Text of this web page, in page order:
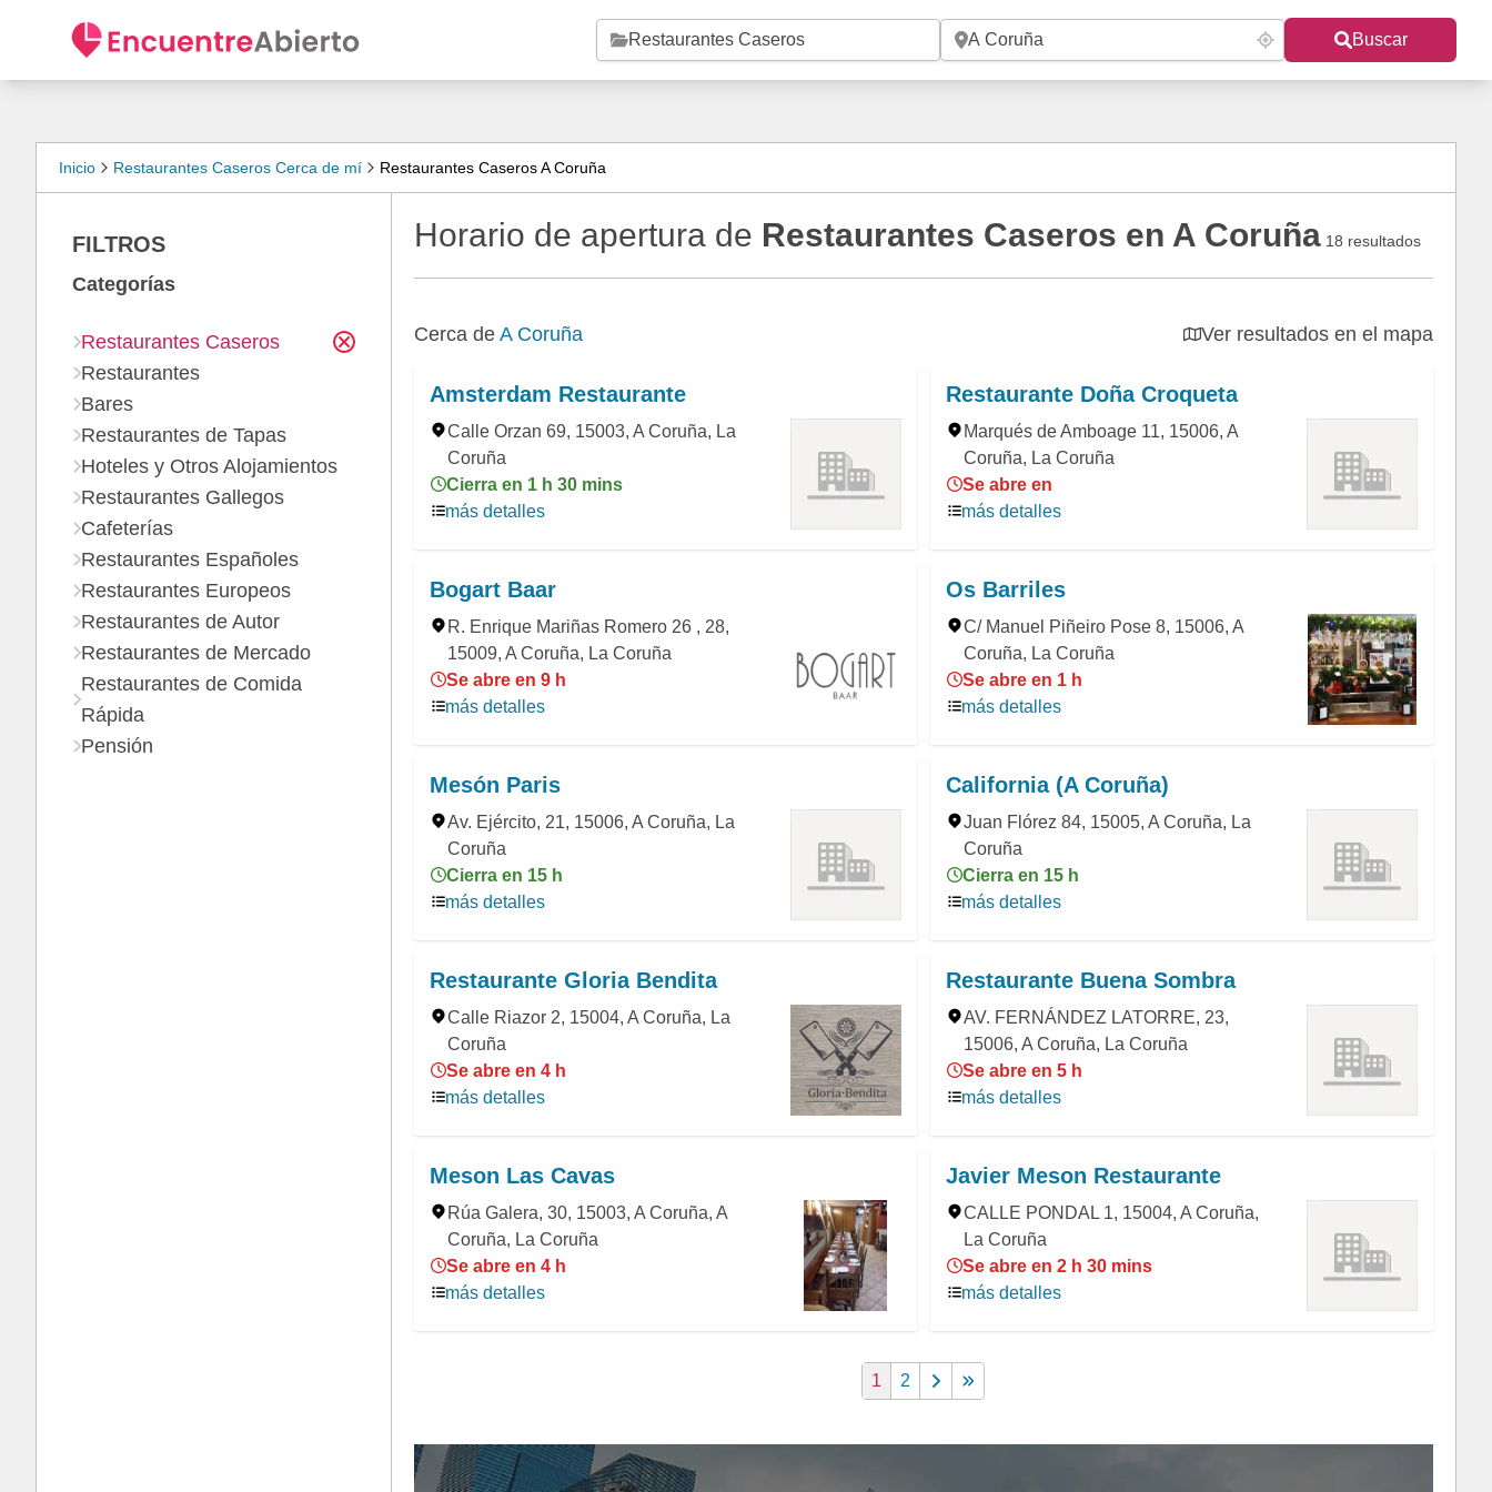
Buscar
Inicio Restaurantes Caseros Cerca de mí Restaurantes Caseros A Coruña
Horario de apertura de Restaurantes Caseros en A Coruña 18 resultados
Cerca de A Coruña Ver resultados en el mapa
Amsterdam Restaurante
Calle Orzan 69, 15003, A Coruña, La
Coruña
Cierra en 1 h 30 mins
más detalles
Restaurante Doña Croqueta
Marqués de Amboage 11, 15006, A
Coruña, La Coruña
Se abre en
más detalles
Bogart Baar
R. Enrique Mariñas Romero 26 , 28,
15009, A Coruña, La Coruña
Se abre en 9 h
más detalles
Os Barriles
C/ Manuel Piñeiro Pose 8, 15006, A
Coruña, La Coruña
Se abre en 1 h
más detalles
Mesón Paris
Av. Ejército, 21, 15006, A Coruña, La
Coruña
Cierra en 15 h
más detalles
California (A Coruña)
Juan Flórez 84, 15005, A Coruña, La
Coruña
Cierra en 15 h
más detalles
Restaurante Gloria Bendita
Calle Riazor 2, 15004, A Coruña, La
Coruña
Se abre en 4 h
más detalles
Restaurante Buena Sombra
AV. FERNÁNDEZ LATORRE, 23,
15006, A Coruña, La Coruña
Se abre en 5 h
más detalles
Meson Las Cavas
Rúa Galera, 30, 15003, A Coruña, A
Coruña, La Coruña
Se abre en 4 h
más detalles
Javier Meson Restaurante
CALLE PONDAL 1, 15004, A Coruña,
La Coruña
Se abre en 2 h 30 mins
más detalles
1 2
FILTROS
Categorías
Restaurantes Caseros
Restaurantes
Bares
Restaurantes de Tapas
Hoteles y Otros Alojamientos
Restaurantes Gallegos
Cafeterías
Restaurantes Españoles
Restaurantes Europeos
Restaurantes de Autor
Restaurantes de Mercado
Restaurantes de Comida
Rápida
Pensión